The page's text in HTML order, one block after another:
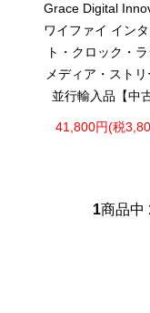
Grace Digital
ワイファイ イン
ト・クロック・
メディア・ストリ
並行輸入品【中
41,800円(税
1商品中